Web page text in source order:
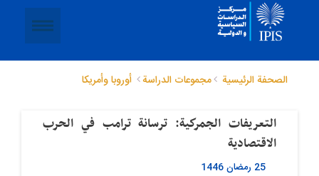
الصحفة الرئيسية مجموعات الدراسة أوروبا وأمریکا
التعريفات الجمركية: ترسانة ترامب في الحرب
الاقتصادية
25 رمضان 1446